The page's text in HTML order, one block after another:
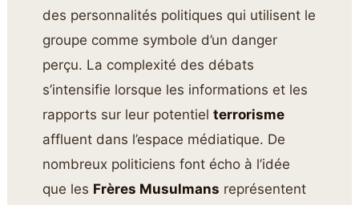
des personnalités politiques qui utilisent le
groupe comme symbole d’un danger
perçu. La complexité des débats
s’intensifie lorsque les informations et les
rapports sur leur potentielterrorisme
affluent dans l’espace médiatique. De
nombreux politiciens font écho à l’idée
que les Frères Musulmans représentent